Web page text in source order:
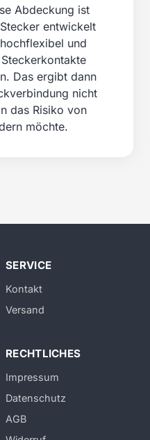
Abdeckung ist
entwickelt
und
Das ergibt dann
nicht
das Risiko von
möchte.
SERVICE
Kontakt
Versand
RECHTLICHES
Impressum
Datenschutz
AGB